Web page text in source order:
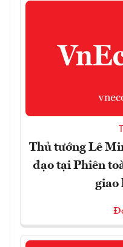
Thủ tướng Lê
đạo tại Phiên
giao